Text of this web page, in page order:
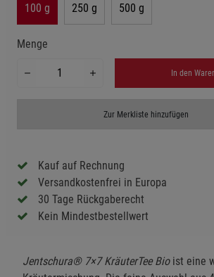
100 g 250 g 500 g
Menge
In den
Zur Merkliste hinzufügen
Kauf auf Rechnung
Versandkostenfrei in Europa
30 Tage Rückgaberecht
Kein Mindestbestellwert
Jentschura® 7×7 KräuterTee Bioist eine